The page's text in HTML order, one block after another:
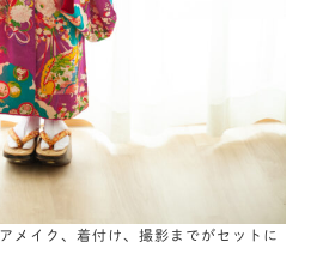
メイク、着付け、撮影までがセットに